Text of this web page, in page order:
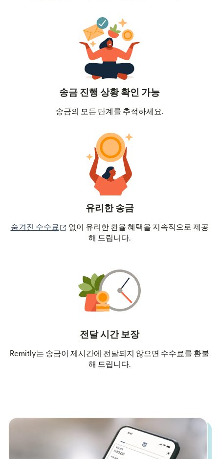
송금 진행 상황 확인 가능
송금의 모든 단계를 추적하세요.
유리한 송금
숨겨진 수수료 (새 창에서 열림)
없이 유리한 환율 혜택을 지속적으로 제공
해 드립니다.
전달 시간 보장
Remitly는 송금이 제시간에 전달되지 않으면 수수료를 환불
해 드립니다.